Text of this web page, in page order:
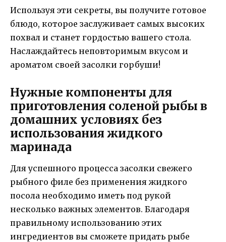
Используя эти секреты, вы получите готовое
блюдо, которое заслуживает самых высоких
похвал и станет гордостью вашего стола.
Наслаждайтесь неповторимым вкусом и
ароматом своей засолки горбуши!
Нужные компоненты для
приготовления соленой рыбы в
домашних условиях без
использования жидкого
маринада
Для успешного процесса засолки свежего
рыбного филе без применения жидкого
посола необходимо иметь под рукой
несколько важных элементов. Благодаря
правильному использованию этих
ингредиентов вы сможете придать рыбе